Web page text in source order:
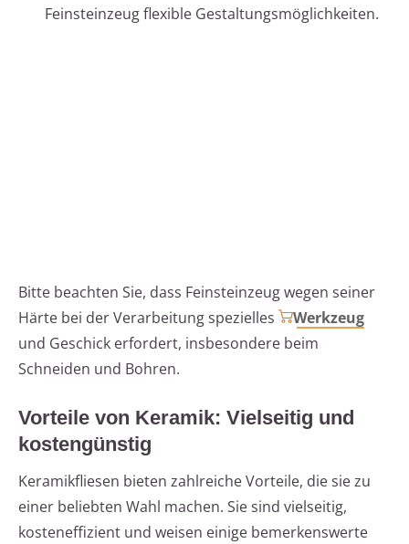
Feinsteinzeug flexible Gestaltungsmöglichkeiten.
Bitte beachten Sie, dass Feinsteinzeug wegen seiner
Härte bei der Verarbeitung spezielles
Werkzeug
und Geschick erfordert, insbesondere beim
Schneiden und Bohren.
Vorteile von Keramik: Vielseitig und
kostengünstig
Keramikfliesen bieten zahlreiche Vorteile, die sie zu
einer beliebten Wahl machen. Sie sind vielseitig,
kosteneffizient und weisen einige bemerkenswerte